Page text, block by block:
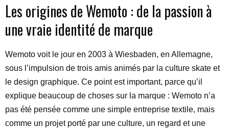
Les origines de Wemoto : de la passion à
une vraie identité de marque
Wemoto voit le jour en 2003 à Wiesbaden, en Allemagne,
sous l’impulsion de trois amis animés par la culture skate et
le design graphique. Ce point est important, parce qu’il
explique beaucoup de choses sur la marque : Wemoto n’a
pas été pensée comme une simple entreprise textile, mais
comme un projet porté par une culture, un regard et une